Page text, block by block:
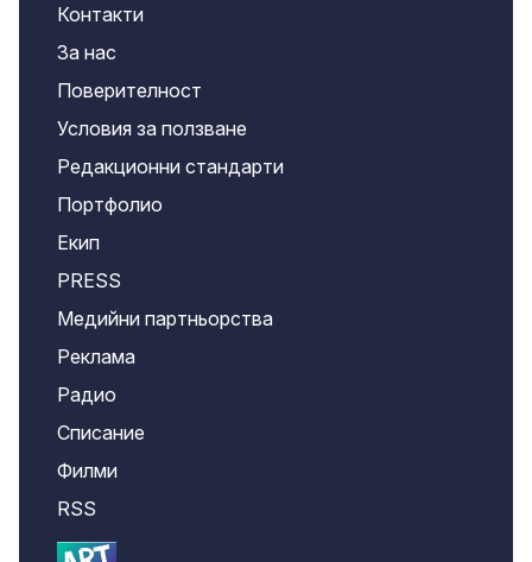
Контакти
За нас
Поверителност
Условия за ползване
Редакционни стандарти
Портфолио
Екип
PRESS
Медийни партньорства
Реклама
Радио
Списание
Филми
RSS